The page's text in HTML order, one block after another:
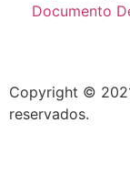
Documento
Copyright ©
reservados.